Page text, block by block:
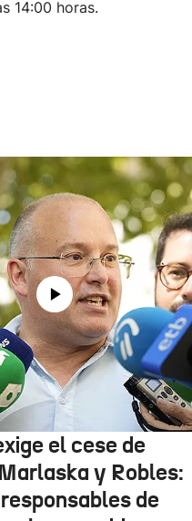
14:00 horas.
el cese de
y Robles:
de